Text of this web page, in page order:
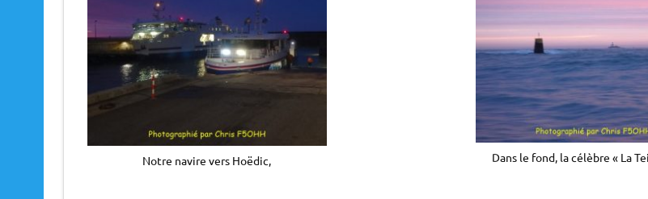
Notre navire vers Hoëdic, Dans le fond, la célèbre « La